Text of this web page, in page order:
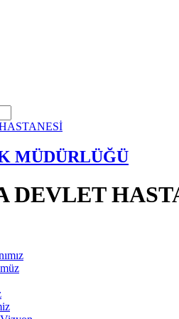
MÜDÜRLÜĞÜ
DEVLET